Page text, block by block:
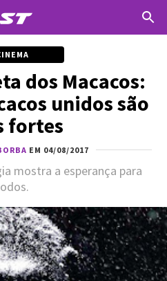
dos Macacos:
unidos são
fortes
EM 04/08/2017
mostra a esperança para